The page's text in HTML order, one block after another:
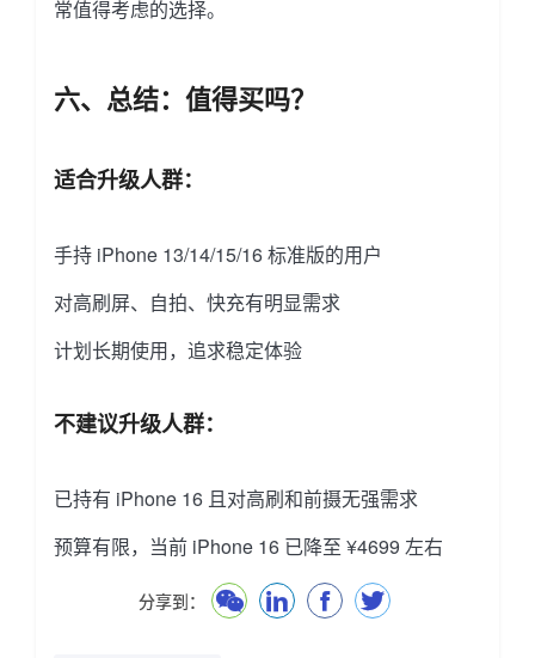
常值得考虑的选择。
六、总结：值得买吗？
适合升级人群：
手持 iPhone 13/14/15/16 标准版的用户
对高刷屏、自拍、快充有明显需求
计划长期使用，追求稳定体验
不建议升级人群：
已持有 iPhone 16 且对高刷和前摄无强需求
预算有限，当前 iPhone 16 已降至 ¥4699 左右
分享到：